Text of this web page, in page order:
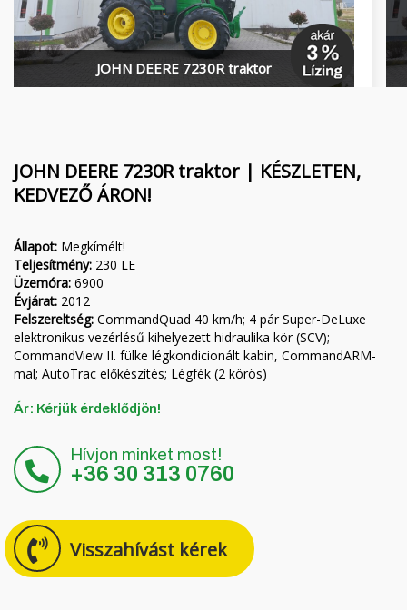
QUIVOGNE talajmunkagépek
LETÁK-LEKO talajmunkagépek
Egyéb kiegészítők
Karrier
Rólunk
Elérhetőség
Română
Hrvatski
Nederlands
Français
Русский
JOHN DEERE 7230R traktor
JOHN DEERE 7230R traktor | KÉSZLETEN,
KEDVEZŐ ÁRON!
Állapot: Megkímélt!
Teljesítmény: 230 LE
Üzemóra: 6900
Évjárat: 2012
Felszereltség: CommandQuad 40 km/h; 4 pár Super-DeLuxe
elektronikus vezérlésű kihelyezett hidraulika kör (SCV);
CommandView II. fülke légkondicionált kabin, CommandARM-
mal; AutoTrac előkészítés; Légfék (2 körös)
Ár: Kérjük érdeklődjön!
Hívjon minket most!
+36 30 313 0760
Visszahívást kérek